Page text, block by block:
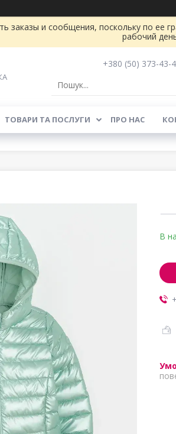
заказы и сообщения, поскольку по ее
рабочий
+380 (50) 373-43-
ТОВАРИ ТА ПОСЛУГИ ПРО НАС
В